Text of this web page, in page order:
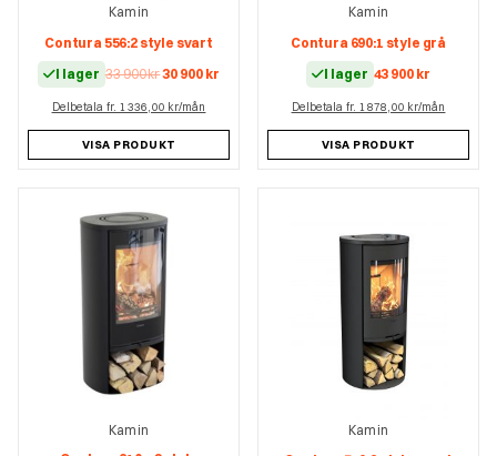
Kamin
Contura 556:2 style svart
I lager 33 900krDet
priset
33
900 kr.
30 900 krDet
900 kr.
Delbetala fr. 1 336,00 kr/mån
VISA PRODUKT
Kamin
Contura 690:1 style grå
I lager 43 900 kr
Delbetala fr. 1 878,00 kr/mån
VISA PRODUKT
Kamin
Kamin